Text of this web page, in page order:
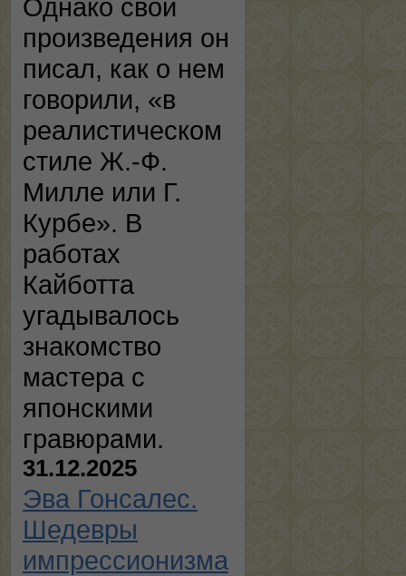
Однако свои
произведения он
писал, как о нем
говорили, «в
реалистическом
стиле Ж.-Ф.
Милле или Г.
Курбе». В
работах
Кайботта
угадывалось
знакомство
мастера с
японскими
гравюрами.
31.12.2025
Эва Гонсалес.
Шедевры
импрессионизма